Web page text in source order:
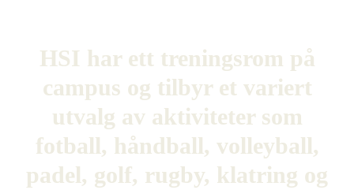
HSI har ett treningsrom på
campus og tilbyr et variert
utvalg av aktiviteter som
fotball, håndball, volleyball,
padel, golf, rugby, klatring og